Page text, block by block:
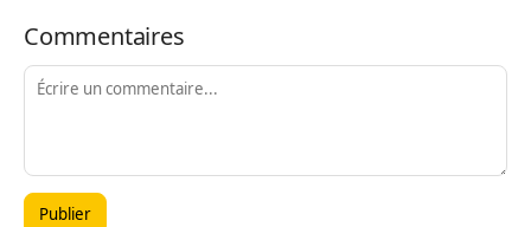
Commentaires
Publier